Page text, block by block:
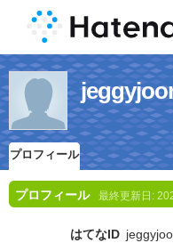
プロフィール
プロフィール 最終更新日:
はてなID